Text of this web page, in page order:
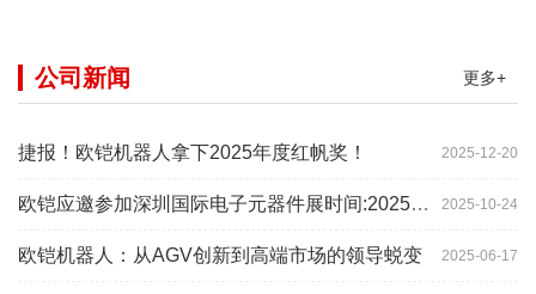
更多+
公司新闻
2025-12-20
捷报！欧铠机器人拿下2025年度红帆奖！
2025-10-24
欧铠应邀参加深圳国际电子元器件展时间:2025年10月28-
2025-06-17
欧铠机器人：从AGV创新到高端市场的领导蜕变